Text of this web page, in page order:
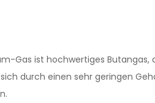
Gas ist hochwertiges
durch einen sehr geringen